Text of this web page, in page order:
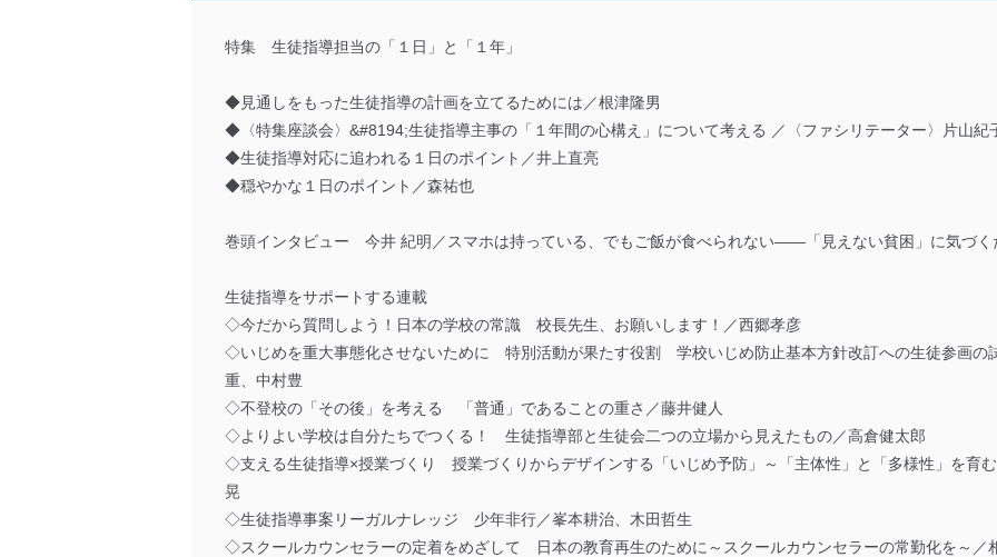
特集 生徒指導担当の「１日」と「１年」
◆見通しをもった生徒指導の計画を立てるためには／根津隆男
◆〈特集座談会〉&#8194;生徒指導主事の「１年間の心構え」について考える ／〈ファシリテーター〉片山紀
◆生徒指導対応に追われる１日のポイント／井上直亮
◆穏やかな１日のポイント／森祐也
巻頭インタビュー 今井 紀明／スマホは持っている、でもご飯が食べられない――「見えない貧困」に気づく
生徒指導をサポートする連載
◇今だから質問しよう！日本の学校の常識 校長先生、お願いします！／西郷孝彦
◇いじめを重大事態化させないために 特別活動が果たす役割 学校いじめ防止基本方針改訂への生徒参画の
重、中村豊
◇不登校の「その後」を考える 「普通」であることの重さ／藤井健人
◇よりよい学校は自分たちでつくる！ 生徒指導部と生徒会二つの立場から見えたもの／高倉健太郎
◇支える生徒指導×授業づくり 授業づくりからデザインする「いじめ予防」～「主体性」と「多様性」を育
晃
◇生徒指導事案リーガルナレッジ 少年非行／峯本耕治、木田哲生
◇スクールカウンセラーの定着をめざして 日本の教育再生のために～スクールカウンセラーの常勤化を～／